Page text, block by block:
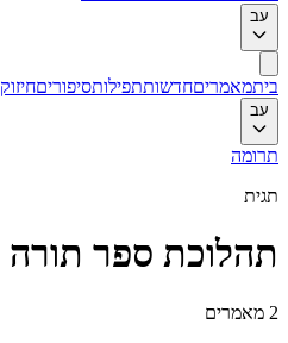
עב
ביתמאמריםחדשותתפילותסיפוריםחיזוק
עב
תרומה
תגית
תהלוכת ספר תורה
2 מאמרים